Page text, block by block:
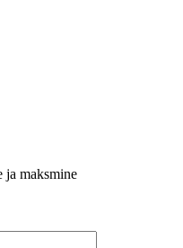
ja maksmine